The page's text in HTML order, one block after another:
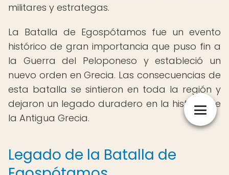
militares y estrategas.
La Batalla de Egospótamos fue un evento
histórico de gran importancia que puso fin a
la Guerra del Peloponeso y estableció un
nuevo orden en Grecia. Las consecuencias de
esta batalla se sintieron en toda la región y
dejaron un legado duradero en la historia de
la Antigua Grecia.
Legado de la Batalla de